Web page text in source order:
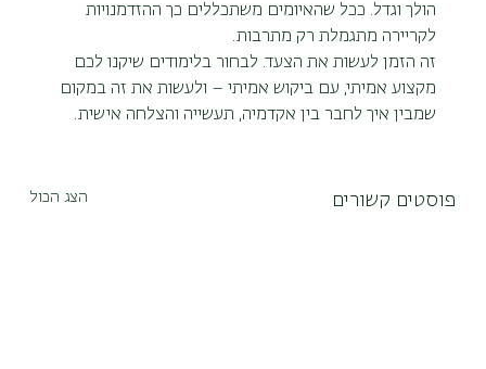
הולך וגדל. ככל שהאיומים משתכללים כך ההזדמנויות
לקריירה מתגמלת רק מתרבות.
זה הזמן לעשות את הצעד. לבחור בלימודים שיקנו לכם
מקצוע אמיתי, עם ביקוש אמיתי – ולעשות את זה במקום
שמבין איך לחבר בין אקדמיה, תעשייה והצלחה אישית.
פוסטים קשורים הצג הכול